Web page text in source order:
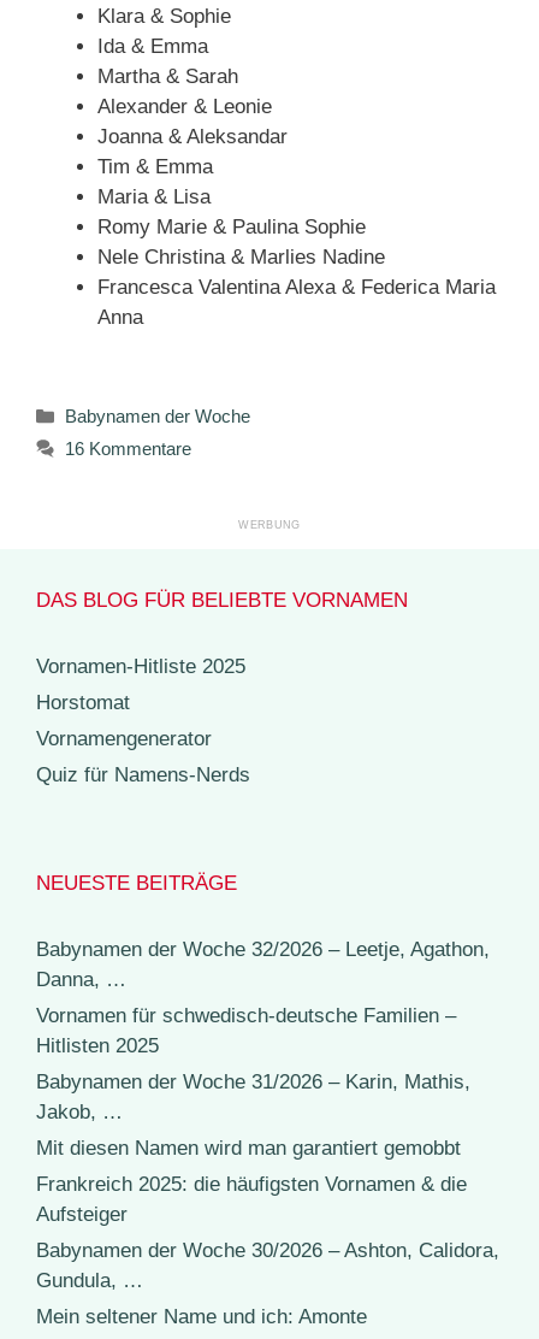
Klara & Sophie
Ida & Emma
Martha & Sarah
Alexander & Leonie
Joanna & Aleksandar
Tim & Emma
Maria & Lisa
Romy Marie & Paulina Sophie
Nele Christina & Marlies Nadine
Francesca Valentina Alexa & Federica Maria
Anna
Kategorien
Babynamen der Woche
16 Kommentare
DAS BLOG FÜR BELIEBTE VORNAMEN
Vornamen-Hitliste 2025
Horstomat
Vornamengenerator
Quiz für Namens-Nerds
NEUESTE BEITRÄGE
Babynamen der Woche 32/2026 – Leetje, Agathon,
Danna, …
Vornamen für schwedisch-deutsche Familien –
Hitlisten 2025
Babynamen der Woche 31/2026 – Karin, Mathis,
Jakob, …
Mit diesen Namen wird man garantiert gemobbt
Frankreich 2025: die häufigsten Vornamen & die
Aufsteiger
Babynamen der Woche 30/2026 – Ashton, Calidora,
Gundula, …
Mein seltener Name und ich: Amonte